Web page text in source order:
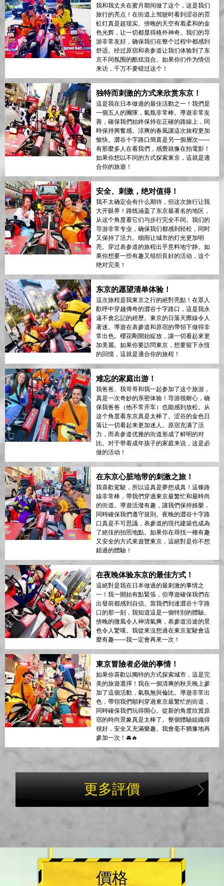
我和我丈夫在蜜月期间做了这个，这是我们
旅行的亮点！在街道上驾驶时看到涩谷的霓
虹灯真是超现实。傍晚的天空有着柔和的金
色光辉，让一切都显得格外神奇。我们的导
游非常友好，确保我们在整个过程中都感到
舒适。经过原宿和表参道让我们体验到了东
京不同氛围的酷炫混合。如果你们作为情侣
来访，千万不要错过这个！
独特而刺激的方式来欣赏东京！
這是我在日本做過的最佳活動之一！我們是
一個五人的團隊，氣氛非常棒。導遊非常友
善，確保我們始終保持在正確的路線上，同
時保持興奮感。涼爽的春風讓這次旅程更加
愉快。澀谷十字路口簡直是另一個層次——
有那麼多人在看我們，感覺就像在拍電影！
如果你想以不同的方式探索東京，這就是適
合你的旅遊！
安全、刺激，绝对值得！
我不太确定会有什么期待，但这次旅行让我
大开眼界！路线涵盖了东京最著名的地区，
从这个角度看它们与步行完全不同。我们的
导游非常专业，确保我们都感到轻松，同时
又保持了活力。细雨让城市的灯光更加明
亮。穿过表参道的旅程出乎意料地宁静。如
果你想要一些有趣又组织良好的活动，这个
绝对完美！
东京的愿望清单体验！
這次旅程是我東京之行的絕對亮點！在眾人
歡呼中穿越傳奇的澀谷十字路口，這是我永
遠不會忘記的經歷。東京的日落天際線令人
著迷。導遊在表參道和原宿的帶領下做得非
常出色。櫻花剛開始綻放，讓一切看起來更
加美麗。如果你要訪問東京，想要留下永恆
的回憶，這就是適合你的旅程！
难忘的家庭出游！
我爸爸、我哥哥和我一起参加了这个旅游，
真是一次奇妙的亲密体验！导游很耐心，确
保我爸爸（他不常开车）也能感到放松。从
这个角度看东京真是太棒了。涩谷的金色日
落让一切看起来更加迷人。原宿充满了活
力，而表参道优雅的街道形成了鲜明的对
比。对于带着成年孩子的家庭来说，这是必
做的活动！
在东京心脏地带的刺激之旅！
我喜歡駕駛，所以這真是夢想成真！這條路
線非常棒，帶我們穿過東京最繁忙和最時尚
的街道。導遊活潑有趣，讓我們保持娛樂，
同時確保我們遵守規則。夜晚的澀谷十字路
口真是不可思議，表參道的現代建築也成為
了絕佳的拍照地點。如果你在尋找一種有趣
又安全的方式來遊覽東京，這絕對是你不想
錯過的體驗！
在夜晚体验东京的最佳方式！
這絕對是我在日本做過的最刺激的事情之
一！我一開始有點緊張，但導遊確保我們在
出發前都感到自信。當我們到達澀谷十字路
口的那一刻，我知道這是一個特別的體驗。
傍晚的微風令人神清氣爽，表參道沿途的景
色令人驚嘆。我從來沒想過在東京駕駛會這
麼有趣——我一定會再來一次！
東京冒險者必做的事情！
如果你喜歡以獨特的方式探索城市，這是完
美的旅遊選擇！我在一個清爽的秋天晚上參
加了這個活動，氣氛無與倫比。導遊非常出
色，帶領我們順利穿過東京最繁忙的街道，
同時確保我們玩得開心。從新的角度欣賞原
宿的時尚景象真是太棒了。整個體驗組織得
很好，安全又充滿樂趣。我會毫不猶豫地再
參加一次！🚘🔥
更多評價
價格